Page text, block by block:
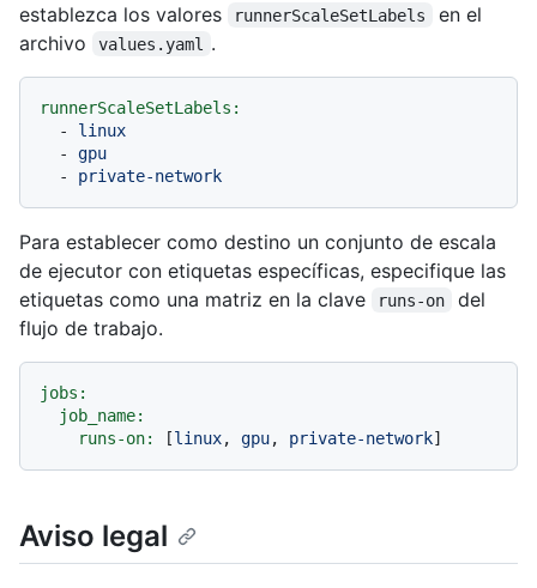
establezca los valores
runnerScaleSetLabels
en el
archivo
values.yaml .
runnerScaleSetLabels:
-
linux
-
gpu
-
private-network
Para establecer como destino un conjunto de escala
de ejecutor con etiquetas específicas, especifique las
etiquetas como una matriz en la clave
runs-on
del
flujo de trabajo.
jobs:
job_name:
runs-on:
[linux, gpu, private-network
Aviso legal